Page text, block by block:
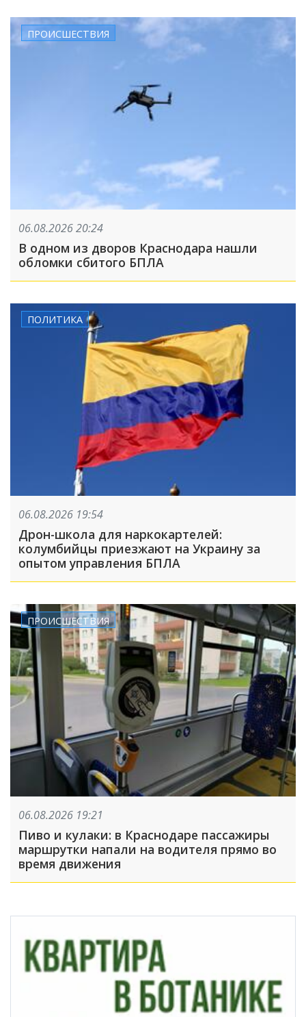
ПРОИСШЕСТВИЯ
06.08.2026 20:24
В одном из дворов Краснодара нашли
обломки сбитого БПЛА
ПОЛИТИКА
06.08.2026 19:54
Дрон-школа для наркокартелей:
колумбийцы приезжают на Украину за
опытом управления БПЛА
ПРОИСШЕСТВИЯ
06.08.2026 19:21
Пиво и кулаки: в Краснодаре пассажиры
маршрутки напали на водителя прямо во
время движения